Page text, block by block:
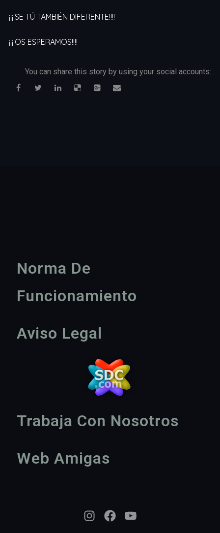
¡¡¡¡SE TÚ TAMBIÉN DIFERENTE!!!!
¡¡¡¡OS ESPERAMOS!!!!
You can share this story by using your social accounts:
Norma De
Funcionamiento
Aviso Legal
Trabaja Con Nosotros
Web Amigas
InstagramFacebook YouTube